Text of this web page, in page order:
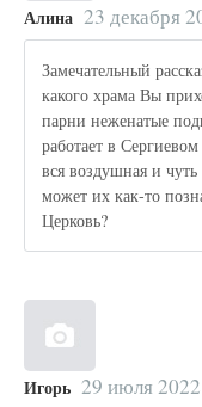
Алина 23 декабря
Замечательный
какого храма Вы
парни неженатые
работает в
вся воздушная и
может их как-то
Церковь?
Игорь 29 июля